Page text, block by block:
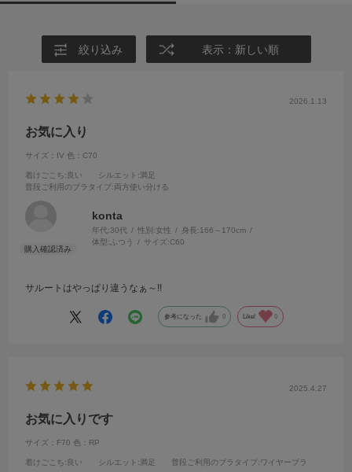
絞り込み 表示：新しい順
2026.1.13
お気に入り
サイズ：IV 色：C70
着けごこち:良い シルエット :満足
普段ご利用のブラタイプ :両方使い分ける
konta
年代:30代 性別:女性 身長:166～170cm
体型: ふつう サイズ:C60
サルートはやっぱり違うなぁ～!!
参考になった 0 Like! 0
2025.4.27
お気に入りです
サイズ：F70 色：RP
着けごこち:良い シルエット :満足 普段ご利用のブラタイプ :ワイヤーブラ